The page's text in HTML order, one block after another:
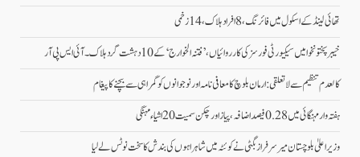
تھائی لینڈ کے اسکول میں فائرنگ، 8 افراد ہلاک، 14 زخمی
خیبر پختونخوا میں سیکیورٹی فورسز کی کارروائیاں، ’فتنہ الخوارج‘ کے 10 دہشت گرد ہلاک۔آئی ایس پی آر
کالعدم تنظیم سے لاتعلقی: ارمان بلوچ کا معافی نامہ اور نوجوانوں کو گمراہی سے بچنے کا پیغام
ہفتہ وار مہنگائی میں 0.28 فیصد اضافہ، پیاز اور چکن سمیت 20 اشیاء مہنگی
وزیراعلیٰ بلوچستان میر سرفراز بگٹی نے کوئٹہ میں شاہراہوں کی بندش کا سخت نوٹس لے لیا